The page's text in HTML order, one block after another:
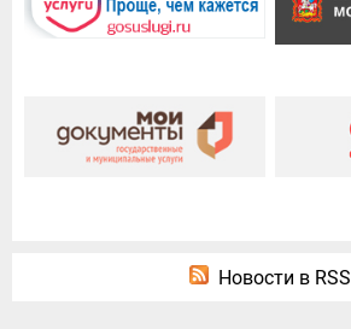
Новости в RSS